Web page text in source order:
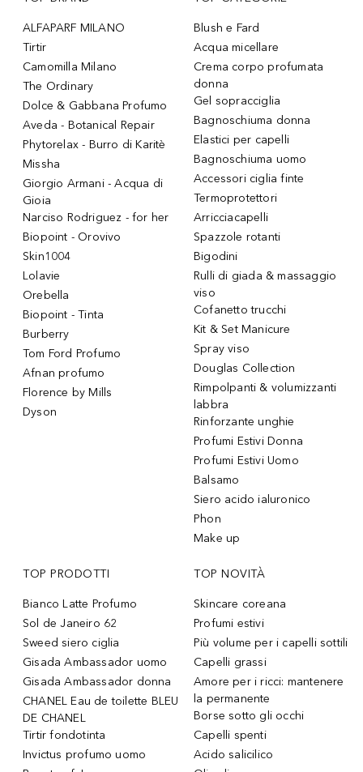
ALFAPARF MILANO
Tirtir
Camomilla Milano
The Ordinary
Dolce & Gabbana Profumo
Aveda - Botanical Repair
Phytorelax - Burro di Karitè
Missha
Giorgio Armani - Acqua di
Gioia
Narciso Rodriguez - for her
Biopoint - Orovivo
Skin1004
Lolavie
Orebella
Biopoint - Tinta
Burberry
Tom Ford Profumo
Afnan profumo
Florence by Mills
Dyson
Blush e Fard
Acqua micellare
Crema corpo profumata
donna
Gel sopracciglia
Bagnoschiuma donna
Elastici per capelli
Bagnoschiuma uomo
Accessori ciglia finte
Termoprotettori
Arricciacapelli
Spazzole rotanti
Bigodini
Rulli di giada & massaggio
viso
Cofanetto trucchi
Kit & Set Manicure
Spray viso
Douglas Collection
Rimpolpanti & volumizzanti
labbra
Rinforzante unghie
Profumi Estivi Donna
Profumi Estivi Uomo
Balsamo
Siero acido ialuronico
Phon
Make up
TOP PRODOTTI
Bianco Latte Profumo
Sol de Janeiro 62
Sweed siero ciglia
Gisada Ambassador uomo
Gisada Ambassador donna
CHANEL Eau de toilette BLEU
DE CHANEL
Tirtir fondotinta
Invictus profumo uomo
TOP NOVITÀ
Skincare coreana
Profumi estivi
Più volume per i capelli sottili
Capelli grassi
Amore per i ricci: mantenere
la permanente
Borse sotto gli occhi
Capelli spenti
Acido salicilico